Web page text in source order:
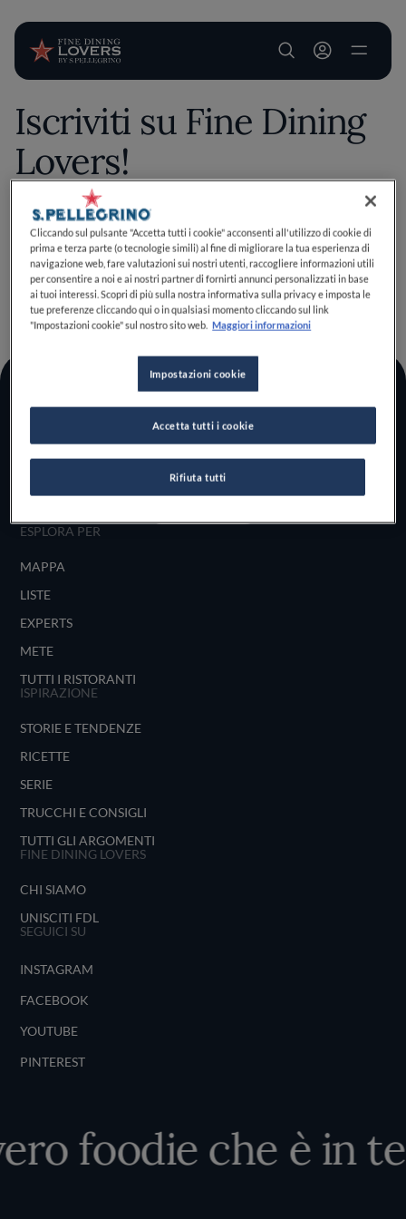
Salta al contenuto principale
User account
Iscriviti su Fine Dining
Lovers!
Salva questo contenuto esclusivo tra i tuoi preferiti
effettuando il login o iscrivendoti, bastano pochi clic per
migliorare la tua esperienza culinaria!
IscrivitiHo un account
TORNA A INIZIO PAGINA
Scopri il vero
foodie che è in te
ESPLORA PER
MAPPA
LISTE
EXPERTS
METE
TUTTI I RISTORANTI
ISPIRAZIONE
STORIE E TENDENZE
RICETTE
SERIE
TRUCCHI E CONSIGLI
TUTTI GLI ARGOMENTI
FINE DINING LOVERS
CHI SIAMO
UNISCITI FDL
SEGUICI SU
INSTAGRAM
FACEBOOK
YOUTUBE
PINTEREST
foodie che è in te
Cliccando sul pulsante "Accetta tutti i cookie" acconsenti all'utilizzo di cookie di
prima e terza parte (o tecnologie simili) al fine di migliorare la tua esperienza di
navigazione web, fare valutazioni sui nostri utenti, raccogliere informazioni utili
per consentire a noi e ai nostri partner di fornirti annunci personalizzati in base
ai tuoi interessi. Scopri di più sulla nostra informativa sulla privacy e imposta le
tue preferenze cliccando qui o in qualsiasi momento cliccando sul link
"Impostazioni cookie" sul nostro sito web. Maggiori informazioni
Impostazioni cookie
Rifiuta tutti
Accetta tutti i cookie